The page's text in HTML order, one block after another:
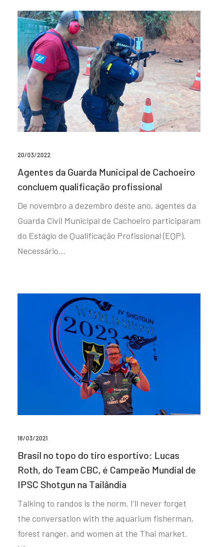
20/03/2022
Agentes da Guarda Municipal de Cachoeiro
concluem qualificação profissional
De novembro a dezembro deste ano, agentes da
Guarda Civil Municipal de Cachoeiro participaram
do Estágio de Qualificação Profissional (EQP).
Necessário…
18/03/2021
Brasil no topo do tiro esportivo: Lucas
Roth, do Team CBC, é Campeão Mundial de
IPSC Shotgun na Tailândia
Talking to randos is the norm. I’ll never forget
the conversation with the aquarium fisherman,
forest ranger, and women at the Thai market.